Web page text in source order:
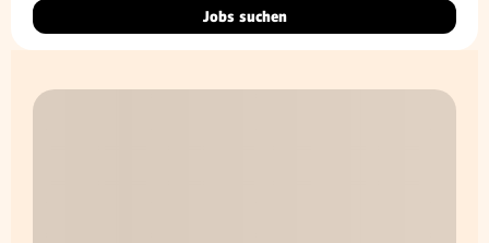
Jobs suchen